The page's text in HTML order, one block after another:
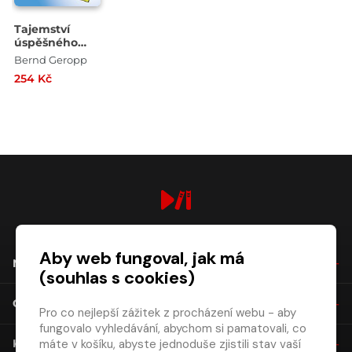
Tajemství
úspěšného
vedení lidí
Bernd Geropp
254 Kč
NÁKUP
O SPOLEČNOSTI
KONTAKT
Aby web fungoval, jak má
(souhlas s cookies)
Pro co nejlepší zážitek z procházení webu - aby
fungovalo vyhledávání, abychom si pamatovali, co
máte v košíku, abyste jednoduše zjistili stav vaší